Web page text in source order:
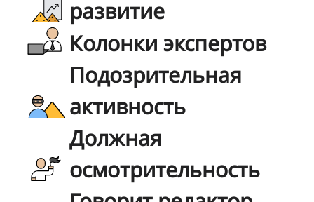
развитие
Колонки экспертов
Подозрительная
активность
Должная
осмотрительность